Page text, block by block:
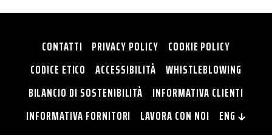
CONTATTI PRIVACY POLICY COOKIE POLICY
CODICE ETICO
ACCESSIBILITÀ WHISTLEBLOWING
BILANCIO DI SOSTENIBILITÀ INFORMATIVA CLIENTI
INFORMATIVA FORNITORI LAVORA CON NOI ENG